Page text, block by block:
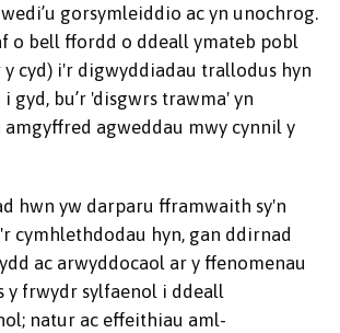
gorsymleiddio ac yn unochrog.
o bell ffordd o ddeall ymateb pobl
y cyd) i'r digwyddiadau trallodus hyn
gyd, bu’r 'disgwrs trawma' yn
agweddau mwy cynnil y
hwn yw darparu fframwaith sy'n
cymhlethdodau hyn, gan ddirnad
ac arwyddocaol ar y ffenomenau
y frwydr sylfaenol i ddeall
natur ac effeithiau aml-